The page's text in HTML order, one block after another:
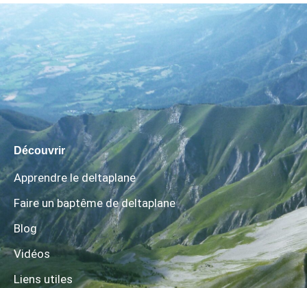
Découvrir
Apprendre le deltaplane
Faire un baptême de deltaplane
Blog
Vidéos
Liens utiles